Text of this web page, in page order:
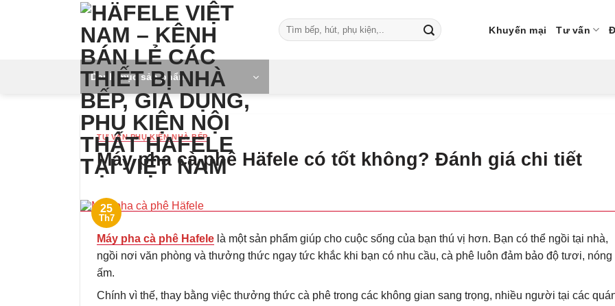
Tìm
kiếm:
Khuyến mại Tư vấn
Danh mục sản phẩm
TƯ VẤN PHỤ KIỆN NHÀ BẾP
Máy pha cà phê Häfele có tốt không? Đánh giá chi tiết
25
Th7
Máy pha cà phê Hafele là một sản phẩm giúp cho cuộc sống của bạn thú vị hơn. Bạn có thể ngồi tại nhà,
ngồi nơi văn phòng và thưởng thức ngay tức khắc khi bạn có nhu cầu, cà phê luôn đảm bảo độ tươi, nóng
ấm.
Chính vì thế, thay bằng việc thưởng thức cà phê trong các không gian sang trọng, nhiều người tại các